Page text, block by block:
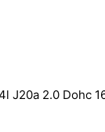
J20a 2.0 Dohc